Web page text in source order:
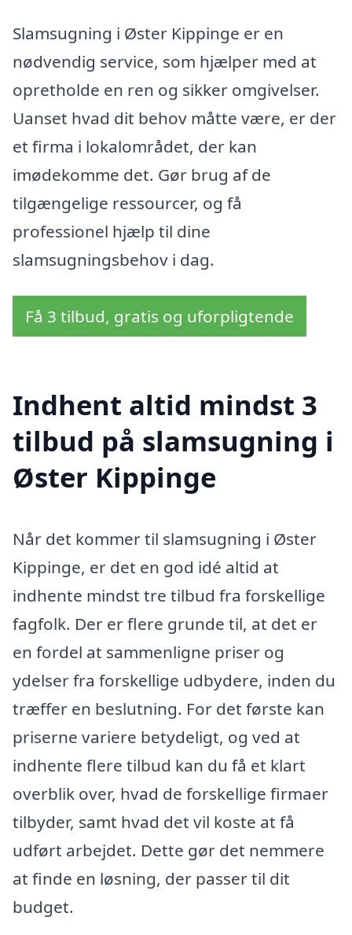
Slamsugning i Øster Kippinge er en
nødvendig service, som hjælper med at
opretholde en ren og sikker omgivelser.
Uanset hvad dit behov måtte være, er der
et firma i lokalområdet, der kan
imødekomme det. Gør brug af de
tilgængelige ressourcer, og få
professionel hjælp til dine
slamsugningsbehov i dag.
Få 3 tilbud, gratis og uforpligtende
Indhent altid mindst 3
tilbud på slamsugning i
Øster Kippinge
Når det kommer til slamsugning i Øster
Kippinge, er det en god idé altid at
indhente mindst tre tilbud fra forskellige
fagfolk. Der er flere grunde til, at det er
en fordel at sammenligne priser og
ydelser fra forskellige udbydere, inden du
træffer en beslutning. For det første kan
priserne variere betydeligt, og ved at
indhente flere tilbud kan du få et klart
overblik over, hvad de forskellige firmaer
tilbyder, samt hvad det vil koste at få
udført arbejdet. Dette gør det nemmere
at finde en løsning, der passer til dit
budget.